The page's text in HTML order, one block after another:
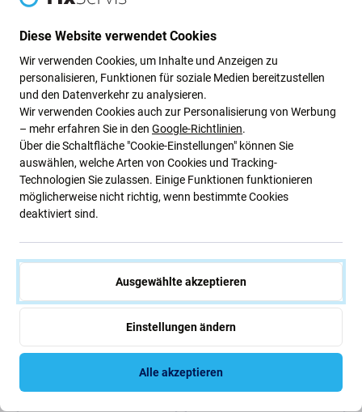
Display In-Cell FHD für iPhone
13 Pro, Touchscreen-Glas mit
Rahmen, FixPremium
30,94 €
AUF LAGER 10+ Stk
Apple iPhone 11 - 14 Pro Max -
Schrauben unten (Silver, White,
Starlight)
1,92 €
AUF LAGER 8 Stk
Display Soft OLED für iPhone
13 Pro, Touchscreen-Glas mit
Display Soft OLED 120Hz für
iPhone 13 Pro, Touchscreen-
Diese Website verwendet Cookies
Wir verwenden Cookies, um Inhalte und Anzeigen zu
personalisieren, Funktionen für soziale Medien bereitzustellen
und den Datenverkehr zu analysieren.
Wir verwenden Cookies auch zur Personalisierung von Werbung
– mehr erfahren Sie in den Google-Richtlinien.
Über die Schaltfläche "Cookie-Einstellungen" können Sie
auswählen, welche Arten von Cookies und Tracking-
Technologien Sie zulassen. Einige Funktionen funktionieren
möglicherweise nicht richtig, wenn bestimmte Cookies
deaktiviert sind.
Ausgewählte akzeptieren
Einstellungen ändern
Alle akzeptieren